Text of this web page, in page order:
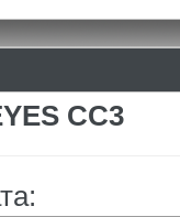
CC3